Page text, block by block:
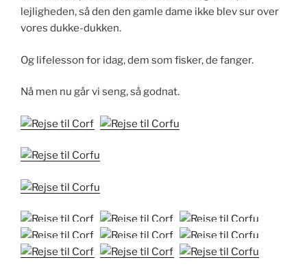
lejligheden, så den den gamle dame ikke blev sur over
vores dukke-dukken.
Og lifelesson for idag, dem som fisker, de fanger.
Nå men nu går vi seng, så godnat.